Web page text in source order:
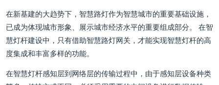
在新基建的大趋势下，智慧路灯作为智慧城市的重要基础设施，
已成为体现城市形象、展示城市经济水平的重要组成部分。 在智
慧灯杆建设中，只有借助智慧路灯网关，才能实现智慧灯杆的高
度集成和丰富多样的功能。
在智慧灯杆感知层到网络层的传输过程中，由于感知层设备种类